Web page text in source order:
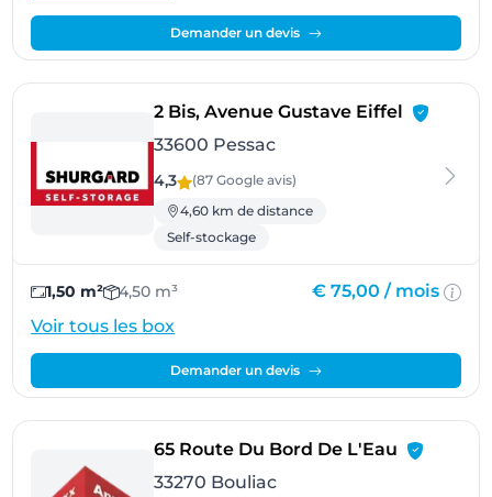
Demander un devis
2 Bis, Avenue Gustave Eiffel - Pessac
33600 Pessac
4,3 (87 Googleavis)
4,60 km de distance
Self-stockage
1,50 m² 4,50 m³ € 75,00 / mois
Voir tous les box
Demander un devis
65 Route Du Bord De L'Eau - Bouliac
33270 Bouliac